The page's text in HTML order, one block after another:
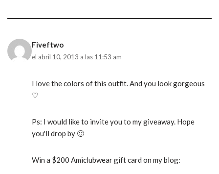
Fiveftwo
el abril 10, 2013 a las 11:53 am
I love the colors of this outfit. And you look gorgeous
♡
Ps: I would like to invite you to my giveaway. Hope
you'll drop by 🙂
Win a $200 Amiclubwear gift card on my blog: